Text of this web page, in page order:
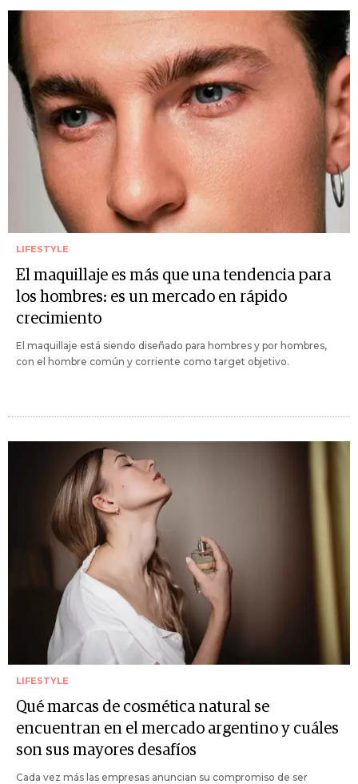
LIFESTYLE
El maquillaje es más que una tendencia para
los hombres: es un mercado en rápido
crecimiento
El maquillaje está siendo diseñado para hombres y por hombres,
con el hombre común y corriente como target objetivo.
LIFESTYLE
Qué marcas de cosmética natural se
encuentran en el mercado argentino y cuáles
son sus mayores desafíos
Cada vez más las empresas anuncian su compromiso de ser